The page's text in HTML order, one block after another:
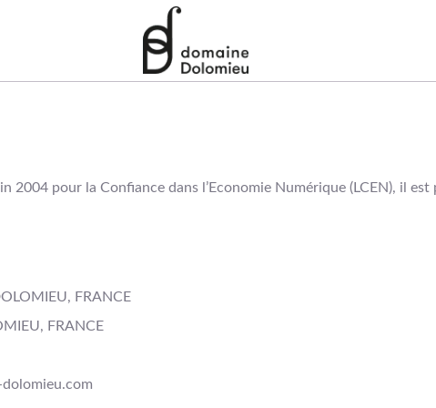
2004 pour la Confiance dans l’Economie Numérique (LCEN), il
FRANCE
FRANCE